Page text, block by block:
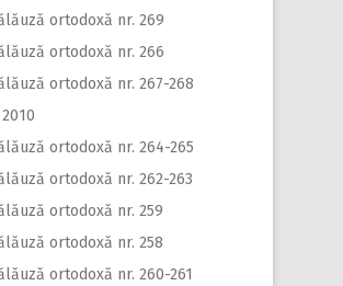
ortodoxă nr. 269
ortodoxă nr. 266
ortodoxă nr. 267-268
ortodoxă nr. 264-265
ortodoxă nr. 262-263
ortodoxă nr. 259
ortodoxă nr. 258
ortodoxă nr. 260-261